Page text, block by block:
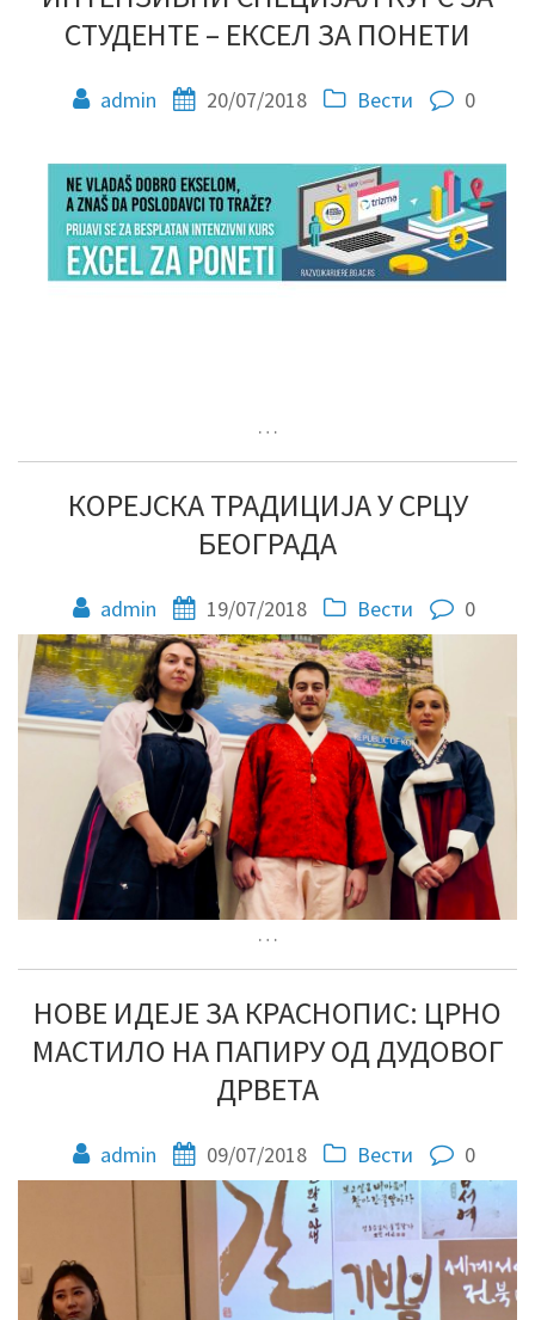
СТУДЕНТЕ – ЕКСЕЛ ЗА ПОНЕТИ
admin 20/07/2018 Вести 0
…
КОРЕЈСКА ТРАДИЦИЈА У СРЦУ
БЕОГРАДА
admin 19/07/2018 Вести 0
…
НОВЕ ИДЕЈЕ ЗА КРАСНОПИС: ЦРНО
МАСТИЛО НА ПАПИРУ ОД ДУДОВОГ
ДРВЕТА
admin 09/07/2018 Вести 0